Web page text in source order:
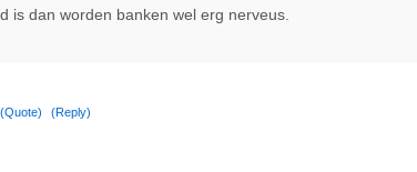
is dan worden banken wel erg nerveus.
(Quote) (Reply)